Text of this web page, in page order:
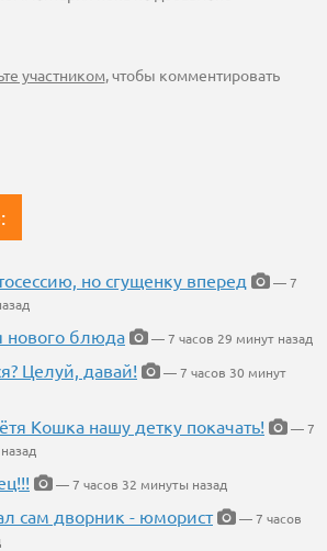
участником, чтобы комментировать
но сгущенку вперед
— 7
нового блюда
— 7 часов 29 минут назад
Целуй, давай!
— 7 часов 30 минут
Кошка нашу детку покачать!
— 7
— 7 часов 32 минуты назад
сам дворник - юморист
— 7 часов